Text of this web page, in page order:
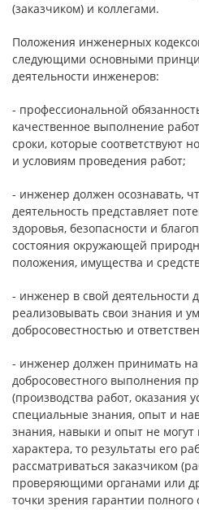
(заказчиком) и коллегами.
Положения инженерных
следующими основными
деятельности инженеров:
- профессиональной
качественное выполнение
сроки, которые соответствуют
и условиям проведения работ;
- инженер должен осознавать,
деятельность представляет
здоровья, безопасности и
состояния окружающей
положения, имущества и
- инженер в свой деятельности
реализовывать свои знания и
добросовестностью и
- инженер должен принимать на
добросовестного выполнения
(производства работ, оказания
специальные знания, опыт и
знания, навыки и опыт не
характера, то результаты его
рассматриваться заказчиком
проверяющими органами или
точки зрения гарантии полного